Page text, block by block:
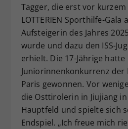
Tagger, die erst vor kurzem
LOTTERIEN Sporthilfe-Gala
Aufsteigerin des Jahres
wurde und dazu den ISS-
erhielt. Die 17-Jährige hatte
Juniorinnenkonkurrenz der
Paris gewonnen. Vor
die Osttirolerin in Jiujiang
Hauptfeld und spielte sich
Endspiel. „Ich freue mich